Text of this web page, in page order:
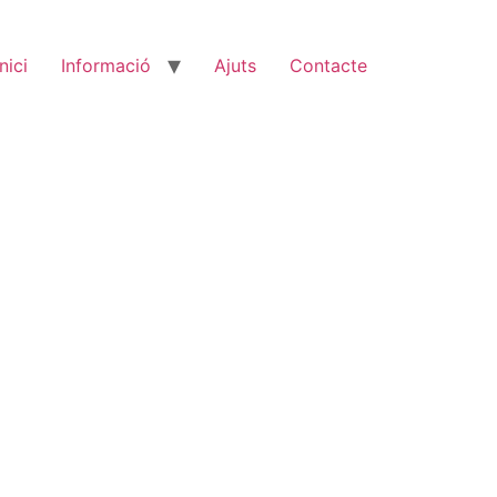
Informació Ajuts Contacte